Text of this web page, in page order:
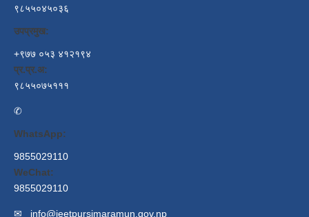
९८५५०४५०३६
उपप्रमुख:
+९७७ ०५३ ४१२१९४
प्र.प्र.अ:
९८५५०७५१११
✆
WhatsApp:
9855029110
WeChat:
9855029110
✉ info@jeetpursimaramun.gov.np